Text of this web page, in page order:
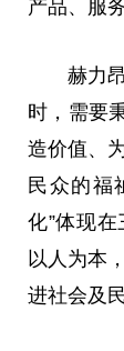
产品、服
赫力
时，需要
造价值、
民众的福
化”体现
以人为本
进社会及